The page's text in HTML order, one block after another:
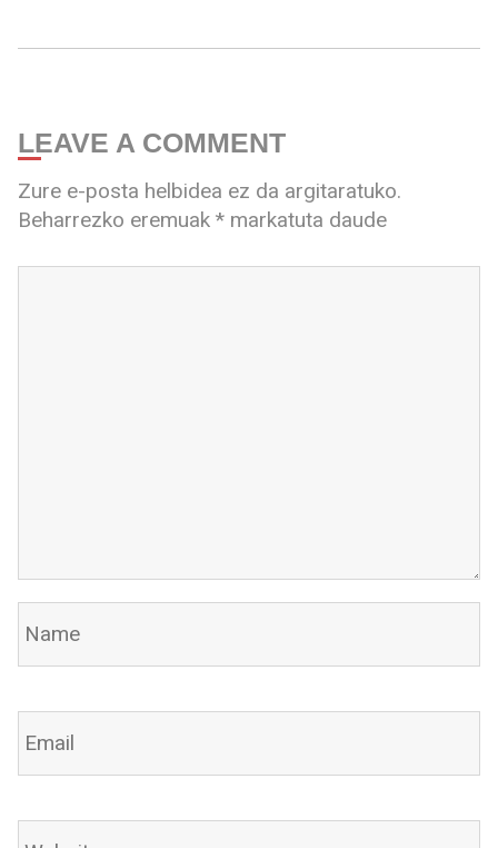
LEAVE A COMMENT
Zure e-posta helbidea ez da argitaratuko.
Beharrezko eremuak *markatuta daude